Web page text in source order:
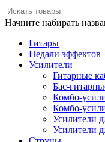
Начните набирать
Гитары
Педали эффектов
Усилители
Гитарные
Бас-
Комбо-
Комбо-
Усилители
Усилители